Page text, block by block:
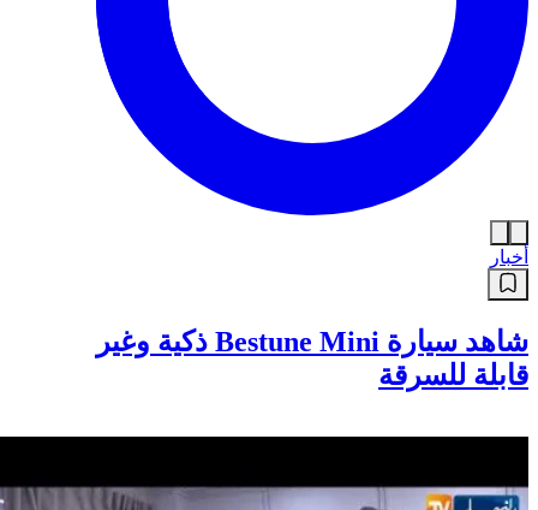
أخبار
شاهد سيارة Bestune Mini ذكية وغير
قابلة للسرقة